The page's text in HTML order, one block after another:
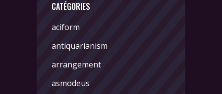
CATÉGORIES
aciform
antiquarianism
arrangement
asmodeus